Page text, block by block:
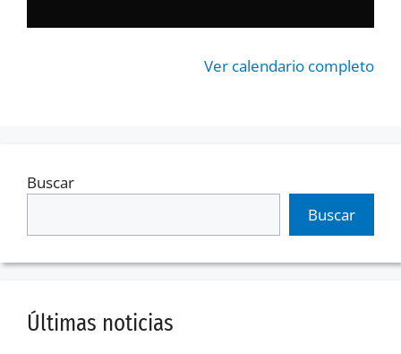
Ver calendario completo
Buscar
Buscar
Últimas noticias